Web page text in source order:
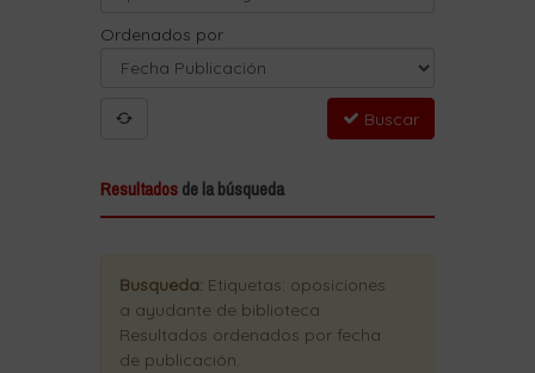
Ordenados por
Buscar
Resultadosde la búsqueda
Busqueda: Etiquetas: oposiciones
a ayudante de biblioteca.
Resultados ordenados por fecha
de publicación.